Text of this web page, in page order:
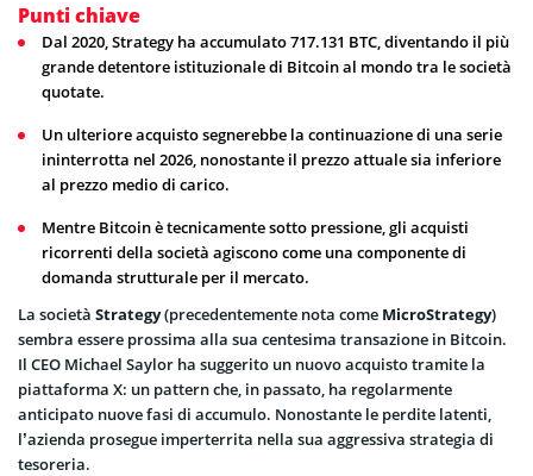
Punti chiave
Dal 2020, Strategy ha accumulato 717.131 BTC, diventando il più
grande detentore istituzionale di Bitcoin al mondo tra le società
quotate.
Un ulteriore acquisto segnerebbe la continuazione di una serie
ininterrotta nel 2026, nonostante il prezzo attuale sia inferiore
al prezzo medio di carico.
Mentre Bitcoin è tecnicamente sotto pressione, gli acquisti
ricorrenti della società agiscono come una componente di
domanda strutturale per il mercato.
La società Strategy(precedentemente nota come MicroStrategy)
sembra essere prossima alla sua centesima transazione in Bitcoin.
Il CEO Michael Saylor ha suggerito un nuovo acquisto tramite la
piattaforma X: un pattern che, in passato, ha regolarmente
anticipato nuove fasi di accumulo. Nonostante le perdite latenti,
l’azienda prosegue imperterrita nella sua aggressiva strategia di
tesoreria.